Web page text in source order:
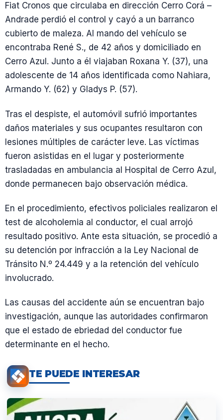
Fiat Cronos que circulaba en dirección Cerro Corá –
Andrade perdió el control y cayó a un barranco
cubierto de maleza. Al mando del vehículo se
encontraba René S., de 42 años y domiciliado en
Cerro Azul. Junto a él viajaban Roxana Y. (37), una
adolescente de 14 años identificada como Nahiara,
Armando Y. (62) y Gladys P. (57).
Tras el despiste, el automóvil sufrió importantes
daños materiales y sus ocupantes resultaron con
lesiones múltiples de carácter leve. Las víctimas
fueron asistidas en el lugar y posteriormente
trasladadas en ambulancia al Hospital de Cerro Azul,
donde permanecen bajo observación médica.
En el procedimiento, efectivos policiales realizaron el
test de alcoholemia al conductor, el cual arrojó
resultado positivo. Ante esta situación, se procedió a
su detención por infracción a la Ley Nacional de
Tránsito N.º 24.449 y a la retención del vehículo
involucrado.
Las causas del accidente aún se encuentran bajo
investigación, aunque las autoridades confirmaron
que el estado de ebriedad del conductor fue
determinante en el hecho.
TE PUEDE INTERESAR